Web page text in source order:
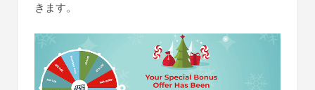
きます。